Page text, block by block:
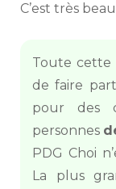
C’est très
Toute cette
de faire
pour des
personnes
PDG Choi
La plus